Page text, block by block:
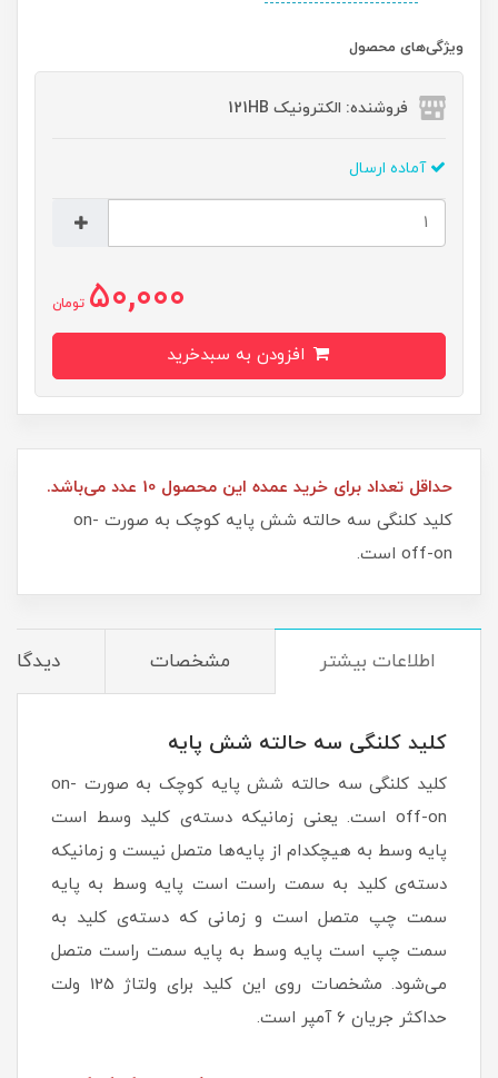
ویژگی‌های محصول
فروشنده: الکترونیک 121HB
آماده ارسال
50,000 تومان
حداقل تعداد برای خرید عمده این محصول 10 عدد می‌باشد.
کلید کلنگی سه حالته شش پایه کوچک به صورت on-
off-on است.
اطلاعات بیشتر مشخصات
کلید کلنگی سه حالته شش پایه
کلید کلنگی سه حالته شش پایه کوچک به صورت on-
off-on است. یعنی زمانیکه دسته‌ی کلید وسط است
پایه وسط به هیچکدام از پایه‌ها متصل نیست و زمانیکه
دسته‌ی کلید به سمت راست است پایه وسط به پایه
سمت چپ متصل است و زمانی که دسته‌ی کلید به
سمت چپ است پایه وسط به پایه سمت راست متصل
می‌شود. مشخصات روی این کلید برای ولتاژ 125 ولت
حداکثر جریان 6 آمپر است.